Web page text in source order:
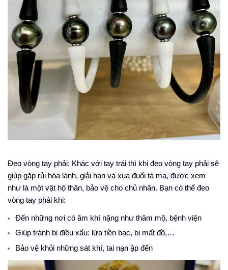
Đeo vòng tay phải: Khác với tay trái thì khi đeo vòng tay phải sẽ
giúp gặp rủi hóa lành, giải hạn và xua đuổi tà ma, được xem
như là một vật hộ thân, bảo vệ cho chủ nhân. Bạn có thể đeo
vòng tay phải khi:
Đến những nơi có âm khí nặng như thâm mộ, bệnh viện
Giúp tránh bị điều xấu: lừa tiền bạc, bị mất đồ,…
Bảo vệ khỏi những sát khí, tai nạn ập đến